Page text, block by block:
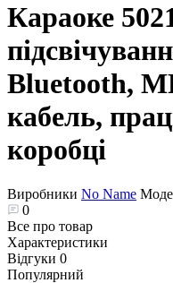
Караоке
Bluetooth,
кабель,
коробці
Виробники No Name
0
Все про товар
Характеристики
Відгуки 0
Популярний